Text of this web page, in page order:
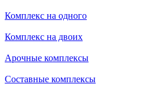
Комплекс на одного
Комплекс на двоих
Арочные комплексы
Составные комплексы